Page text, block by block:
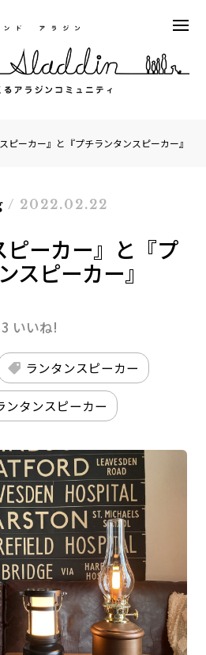
ピーカー』と『プチランタンスピーカー』
/ 2022.02.22
ピーカー』と『プ
スピーカー』
3 いいね!
ランタンスピーカー
ンタンスピーカー